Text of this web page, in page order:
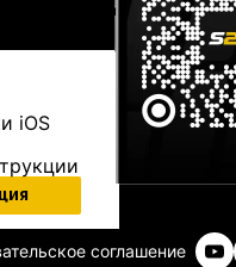
iOS
соглашение